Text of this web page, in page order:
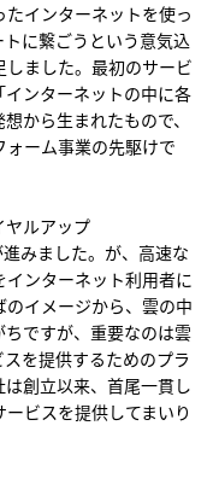
インターネットを使っ
に繋ごうという意気込
ました。最初のサービ
ンターネットの中に各
から生まれたもので、
ーム事業の先駆けで
ヤルアップ
みました。が、高速な
ンターネット利用者に
イメージから、雲の中
ですが、重要なのは雲
を提供するためのプラ
創立以来、首尾一貫し
ビスを提供してまいり